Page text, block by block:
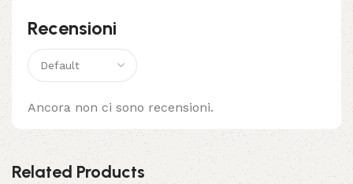
Recensioni
Ancora non ci sono recensioni.
Related Products